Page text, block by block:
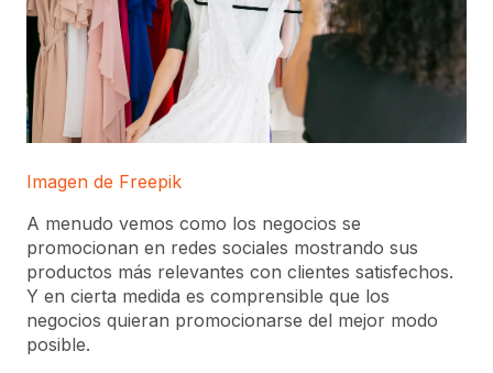
Imagen de Freepik
A menudo vemos como los negocios se
promocionan en redes sociales mostrando sus
productos más relevantes con clientes satisfechos.
Y en cierta medida es comprensible que los
negocios quieran promocionarse del mejor modo
posible.